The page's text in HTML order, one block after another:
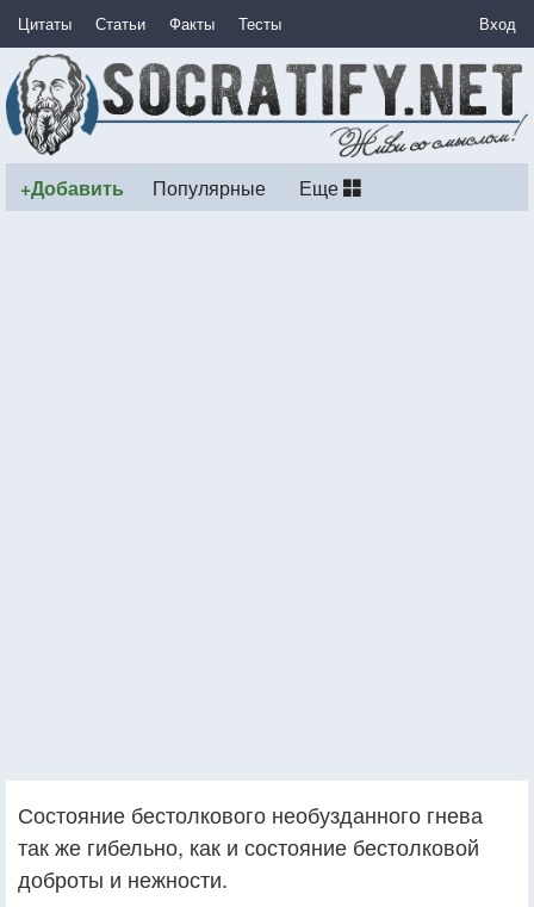
Цитаты Статьи Факты Тесты Вход
+Добавить Популярные Еще
Состояние бестолкового необузданного гнева
так же гибельно, как и состояние бестолковой
доброты и нежности.